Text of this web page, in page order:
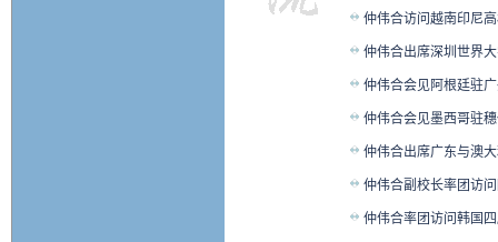
仲伟合访问越南印尼
仲伟合出席深圳世界
仲伟合会见阿根廷驻
仲伟合会见墨西哥驻
仲伟合出席广东与澳
仲伟合副校长率团访
仲伟合率团访问韩国